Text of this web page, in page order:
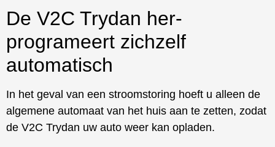
De V2C Trydan her-
programeert zichzelf
automatisch
In het geval van een stroomstoring hoeft u alleen de
algemene automaat van het huis aan te zetten, zodat
de V2C Trydan uw auto weer kan opladen.